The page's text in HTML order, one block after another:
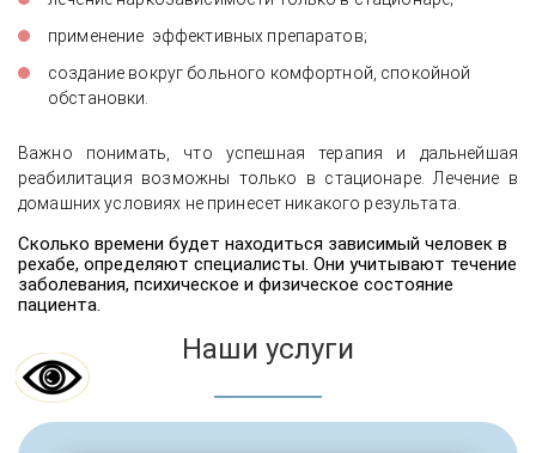
применение эффективных препаратов;
создание вокруг больного комфортной, спокойной
обстановки.
Важно понимать, что успешная терапия и дальнейшая
реабилитация возможны только в стационаре. Лечение в
домашних условиях не принесет никакого результата.
Сколько времени будет находиться зависимый человек в
рехабе, определяют специалисты. Они учитывают течение
заболевания, психическое и физическое состояние
пациента.
Наши услуги